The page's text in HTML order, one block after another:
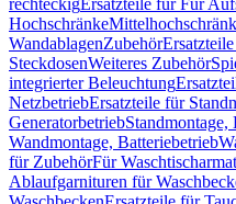
rechteckigErsatzteile für Für
Hochschränke
WandablagenZubehör
SteckdosenWeiteres Zubehör
integrierter Beleuchtung
NetzbetriebErsatzteile für
GeneratorbetriebStandmontage,
Wandmontage, Batteriebetrieb
für ZubehörFür
Ablaufgarnituren für